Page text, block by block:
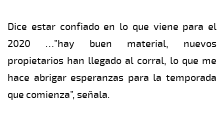
Dice estar confiado en lo que viene para el
2020 …”hay buen material, nuevos
propietarios han llegado al corral, lo que me
hace abrigar esperanzas para la temporada
que comienza”, señala.